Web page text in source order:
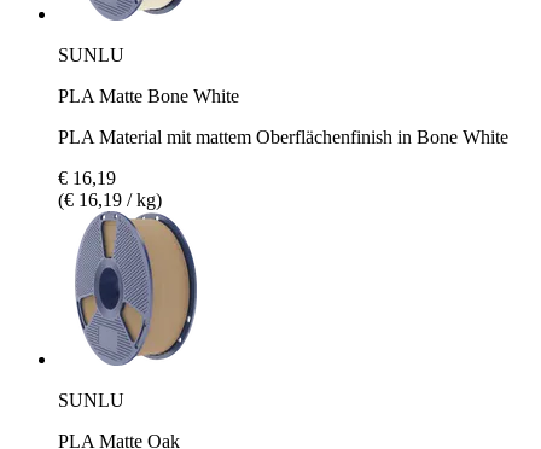
SUNLU
PLA Matte Bone White
PLA Material mit mattem Oberflächenfinish in Bone White
€ 16,19
(€ 16,19 / kg)
SUNLU
PLA Matte Oak